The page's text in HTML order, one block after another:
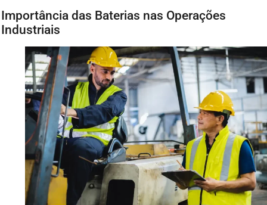
Importância das Baterias nas Operações
Industriais